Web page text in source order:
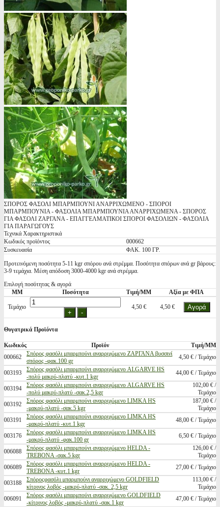
ΣΠΟΡΟΣ ΦΑΣΟΛΙ ΜΠΑΡΜΠΟΥΝΙ ΑΝΑΡΡΙΧΩΜΕΝΟ - ΣΠΟΡΟΙ
ΜΠΑΡΜΠΟΥΝΙΑ - ΦΑΣΟΛΙΑ ΜΠΑΡΜΠΟΥΝΙΑ ΑΝΑΡΡΙΧΩΜΕΝΑ - ΣΠΟΡΟΣ
ΓΙΑ ΦΑΣΟΛΙ ΖΑΡΓΑΝΑ - ΕΠΑΓΓΕΛΜΑΤΙΚΟΙ ΣΠΟΡΟΙ ΦΑΣΟΛΙΩΝ - ΦΑΣΟΛΙΑ
ΓΙΑ ΠΑΡΑΓΩΓΟΥΣ
Τεχνικά Χαρακτηριστικά
Κωδικός προϊόντος
000662
Συσκευασία
ΦΑΚ. 100 ΓΡ.
Προτεινόμενη ποσότητα 5-11 kgr σπόρου ανά στρέμμα. Ποσότητα σπόρων ανά gr βάρους:
3-9 τεμάχια. Μέση απόδοση 3000-4000 kgr ανά στρέμμα.
Επιλογή ποσότητας & αγορά
ΜΜ
Ποσότητα Τιμή/ΜΜ Αξία με ΦΠΑ
Τεμάχιο 4,50 € 4,50 €
Θυγατρικά Προϊόντα
Κωδικός Προϊόν
Τιμή/ΜΜ
000662
Σπόρος φασόλι μπαρμπούνι αναρριχώμενο ΖΑΡΓΑΝΑ βυσσινί
σπόρος -φακ.100 gr
4,50 € / Τεμάχιο
003193
Σπόρος φασόλι μπαρμπούνι αναρριχώμενο ALGARVE HS
-πολύ μακρύ-πλατύ -κυτ.1 kgr
44,00 € / Τεμάχιο
003194
Σπόρος φασόλι μπαρμπούνι αναρριχώμενο ALGARVE HS
-πολύ μακρύ-πλατύ -σακ.2,5 kgr
102,00 € /
Τεμάχιο
003192
Σπόρος φασόλι μπαρμπούνι αναρριχώμενο LIMKA HS
-μακρύ-πλατύ -σακ.5 kgr
187,00 € /
Τεμάχιο
003191
Σπόρος φασόλι μπαρμπούνι αναρριχώμενο LIMKA HS
-μακρύ-πλατύ -κυτ.1 kgr
48,00 € / Τεμάχιο
003176
Σπόρος φασόλι μπαρμπούνι αναρριχώμενο LIMKA HS
-μακρύ-πλατύ -φακ.100 gr
6,50 € / Τεμάχιο
006088
Σπόρος φασόλι μπαρμπούνι αναρριχώμενο HELDA -
TREBONA -σακ.5 kgr
126,00 € /
Τεμάχιο
006089
Σπόρος φασόλι μπαρμπούνι αναρριχώμενο HELDA -
TREBONA -κυτ.1 kgr
27,00 € / Τεμάχιο
003188
Σπόροςφασόλι μπαρμπούνι αναρριχώμενο GOLDFIELD
κίτρινος λοβός -μακρύ-πλατύ -σακ. 2,5 kgr
113,00 € /
Τεμάχιο
006091
Σπόρος φασόλι μπαρμπούνι αναρριχώμενο GOLDFIELD
-κίτρινος λοβός -μακρύ-πλατύ -σακ.1 kgr
47,00 € / Τεμάχιο